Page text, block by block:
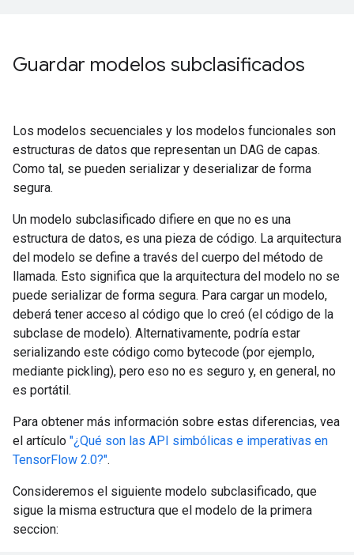
Guardar modelos subclasificados
Los modelos secuenciales y los modelos funcionales son
estructuras de datos que representan un DAG de capas.
Como tal, se pueden serializar y deserializar de forma
segura.
Un modelo subclasificado difiere en que no es una
estructura de datos, es una pieza de código. La arquitectura
del modelo se define a través del cuerpo del método de
llamada. Esto significa que la arquitectura del modelo no se
puede serializar de forma segura. Para cargar un modelo,
deberá tener acceso al código que lo creó (el código de la
subclase de modelo). Alternativamente, podría estar
serializando este código como bytecode (por ejemplo,
mediante pickling), pero eso no es seguro y, en general, no
es portátil.
Para obtener más información sobre estas diferencias, vea
el artículo "¿Qué son las API simbólicas e imperativas en
TensorFlow 2.0?".
Consideremos el siguiente modelo subclasificado, que
sigue la misma estructura que el modelo de la primera
seccion: